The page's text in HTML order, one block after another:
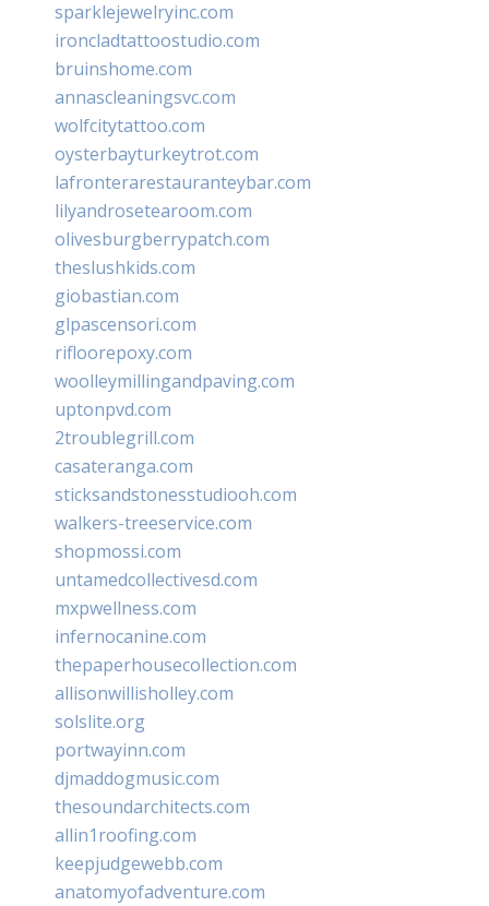
sparklejewelryinc.com
ironcladtattoostudio.com
bruinshome.com
annascleaningsvc.com
wolfcitytattoo.com
oysterbayturkeytrot.com
lafronterarestauranteybar.com
lilyandrosetearoom.com
olivesburgberrypatch.com
theslushkids.com
giobastian.com
glpascensori.com
rifloorepoxy.com
woolleymillingandpaving.com
uptonpvd.com
2troublegrill.com
casateranga.com
sticksandstonesstudiooh.com
walkers-treeservice.com
shopmossi.com
untamedcollectivesd.com
mxpwellness.com
infernocanine.com
thepaperhousecollection.com
allisonwillisholley.com
solslite.org
portwayinn.com
djmaddogmusic.com
thesoundarchitects.com
allin1roofing.com
keepjudgewebb.com
anatomyofadventure.com